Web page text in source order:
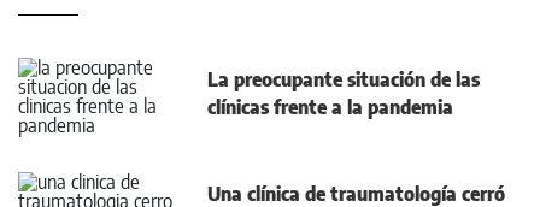
La preocupante situación de las
clínicas frente a la pandemia
Una clínica de traumatología cerró